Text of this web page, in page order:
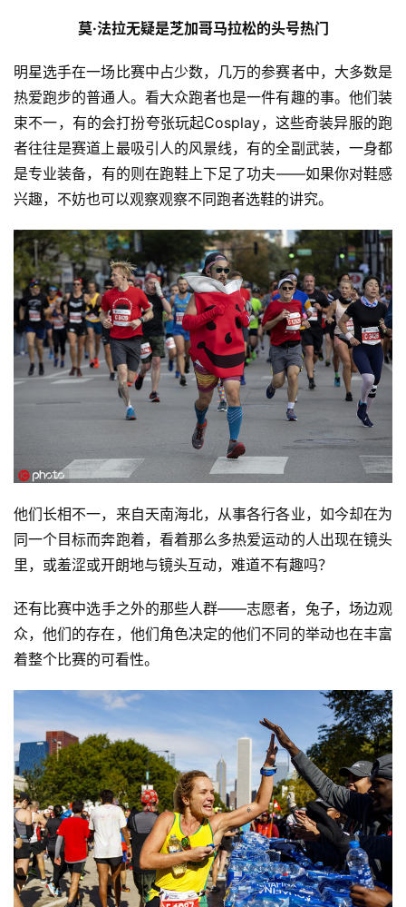
比
赛
观
察
莫·法拉无疑是芝加哥马拉松的头号热门
明星选手在一场比赛中占少数，几万的参赛者中，大多数是
热爱跑步的普通人。看大众跑者也是一件有趣的事。他们装
束不一，有的会打扮夸张玩起Cosplay，这些奇装异服的跑
者往往是赛道上最吸引人的风景线，有的全副武装，一身都
是专业装备，有的则在跑鞋上下足了功夫——如果你对鞋感
兴趣，不妨也可以观察观察不同跑者选鞋的讲究。
他们长相不一，来自天南海北，从事各行各业，如今却在为
同一个目标而奔跑着，看着那么多热爱运动的人出现在镜头
里，或羞涩或开朗地与镜头互动，难道不有趣吗？
还有比赛中选手之外的那些人群——志愿者，兔子，场边观
众，他们的存在，他们角色决定的他们不同的举动也在丰富
着整个比赛的可看性。